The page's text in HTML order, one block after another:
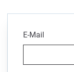
E-Mail